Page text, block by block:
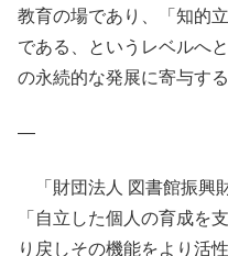
教育の場であり、「知的
である、というレベルへ
の永続的な発展に寄与す
—
「財団法人 図書館振興
「自立した個人の育成を
り戻しその機能をより活